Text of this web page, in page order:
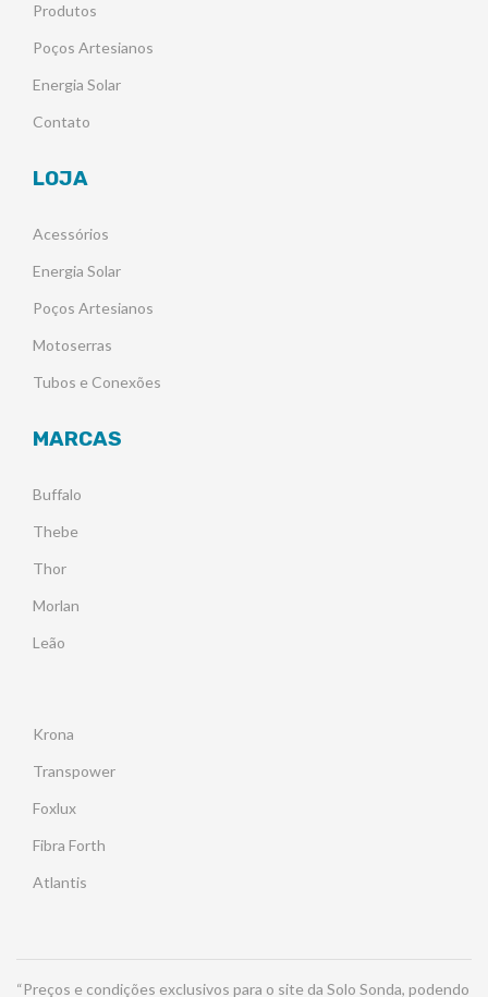
Produtos
Poços Artesianos
Energia Solar
Contato
LOJA
Acessórios
Energia Solar
Poços Artesianos
Motoserras
Tubos e Conexões
MARCAS
Buffalo
Thebe
Thor
Morlan
Leão
Krona
Transpower
Foxlux
Fibra Forth
Atlantis
“Preços e condições exclusivos para o site da Solo Sonda, podendo